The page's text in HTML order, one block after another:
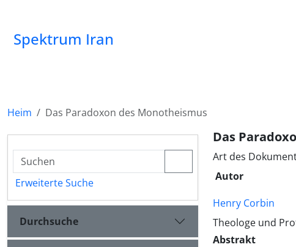
Spektrum Iran
Heim Das Paradoxon des Monotheismus
Das
Art des
Autor
Henry Corbin
Theologe und
Abstrakt
Erweiterte Suche
Durchsuche